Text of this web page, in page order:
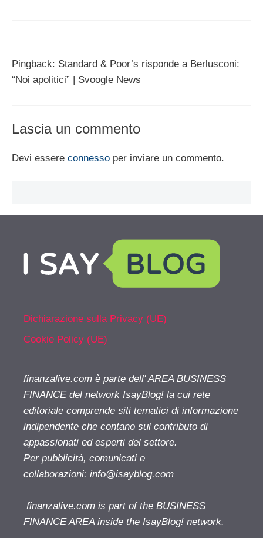
Pingback: Standard & Poor’s risponde a Berlusconi:
“Noi apolitici” | Svoogle News
Lascia un commento
Devi essere connesso per inviare un commento.
Dichiarazione sulla Privacy (UE)
Cookie Policy (UE)
finanzalive.com è parte dell' AREA BUSINESS
FINANCE del network IsayBlog! la cui rete
editoriale comprende siti tematici di informazione
indipendente che contano sul contributo di
appassionati ed esperti del settore.
Per pubblicità, comunicati e
collaborazioni: info@isayblog.com
finanzalive.com is part of the BUSINESS
FINANCE AREA inside the IsayBlog! network.